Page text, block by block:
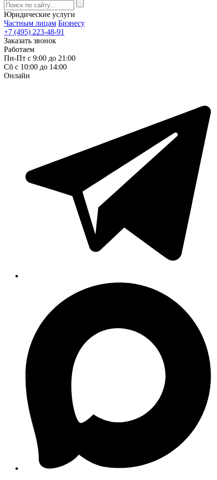
Юридические услуги
Частным лицам Бизнесу
+7 (495) 223-48-91
Заказать звонок
Работаем
Пн-Пт с 9:00 до 21:00
Сб с 10:00 до 14:00
Онлайн